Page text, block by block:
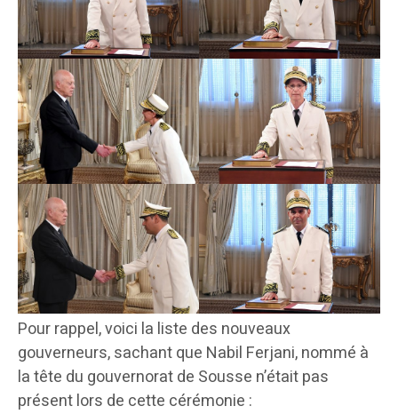
Pour rappel, voici la liste des nouveaux
gouverneurs, sachant que Nabil Ferjani, nommé à
la tête du gouvernorat de Sousse n’était pas
présent lors de cette cérémonie :